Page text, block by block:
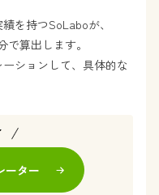
を持つSoLaboが、
算出します。
ションして、具体的な
ーター